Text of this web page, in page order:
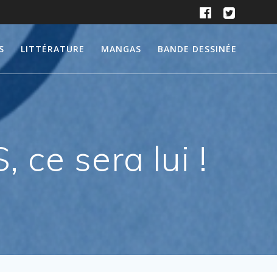
LITTÉRATURE MANGAS BANDE DESSINÉE
ce sera lui !